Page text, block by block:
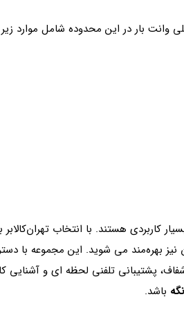
وانت‌ بار در این محدوده شامل موارد
هستند. با انتخاب تهران‌کالا‌بر
نیز بهره‌مند می شوید. این مجموعه با
پشتیبانی تلفنی لحظه ای و آشنایی
باشد.